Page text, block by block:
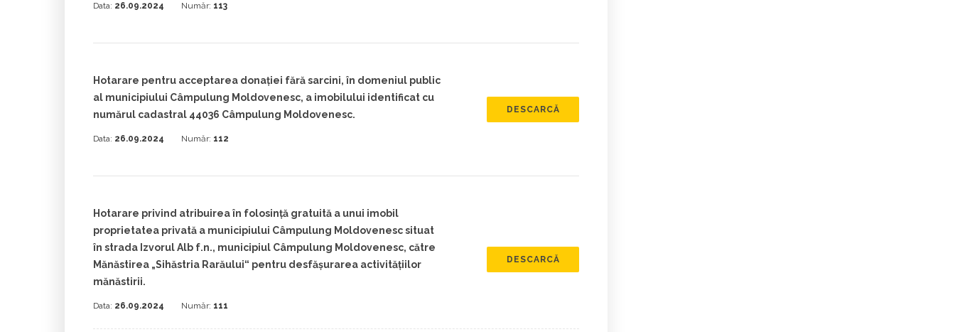
Data: 26.09.2024 Număr: 113
Hotarare pentru acceptarea donației fără sarcini, în domeniul public
al municipiului Câmpulung Moldovenesc, a imobilului identificat cu
numărul cadastral 44036 Câmpulung Moldovenesc.
Data: 26.09.2024 Număr: 112
DESCARCĂ
Hotarare privind atribuirea în folosinţă gratuită a unui imobil
proprietatea privată a municipiului Câmpulung Moldovenesc situat
în strada Izvorul Alb f.n., municipiul Câmpulung Moldovenesc, către
Mănăstirea „Sihăstria Rarăului“ pentru desfășurarea activitățiilor
mănăstirii.
Data: 26.09.2024 Număr: 111
DESCARCĂ